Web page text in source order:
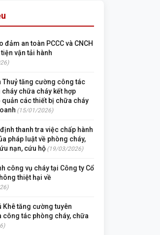
đảm an toàn PCCC và CNCH
vận tải hành
Thuỷ tăng cường công tác
chữa cháy kết hợp
quản các thiết bị chữa cháy
(15/01/2026)
thanh tra việc chấp hành
pháp luật về phòng cháy,
nạn, cứu hộ (19/03/2026)
công vụ cháy tại Công ty Cổ
thiệt hại về
Khê tăng cường tuyên
công tác phòng cháy, chữa